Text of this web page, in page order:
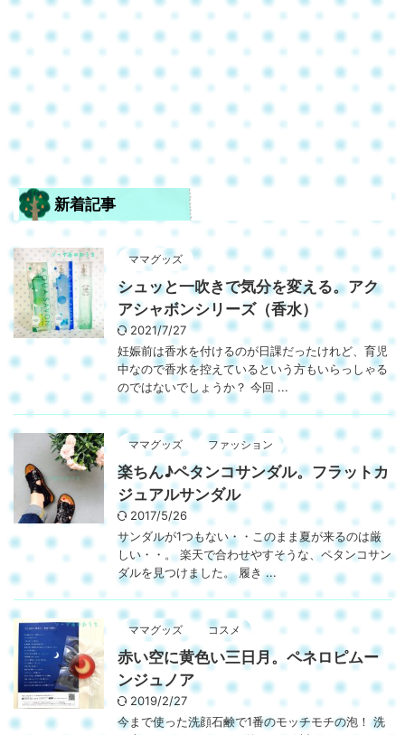
新着記事
ママグッズ
シュッと一吹きで気分を変える。アク
アシャボンシリーズ（香水）
2021/7/27
妊娠前は香水を付けるのが日課だったけれど、育児
中なので香水を控えているという方もいらっしゃる
のではないでしょうか？ 今回 ...
ママグッズ ファッション
楽ちん♪ペタンコサンダル。フラットカ
ジュアルサンダル
2017/5/26
サンダルが1つもない・・このまま夏が来るのは厳
しい・・。 楽天で合わせやすそうな、ペタンコサン
ダルを見つけました。 履き ...
ママグッズ コスメ
赤い空に黄色い三日月。ペネロピムー
ンジュノア
2019/2/27
今まで使った洗顔石鹸で1番のモッチモチの泡！ 洗